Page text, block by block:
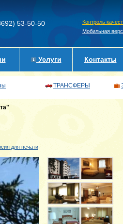
53-50-50
Контроль
Мобильная
Услуги Контакты
ТРАНСФЕРЫ
для печати